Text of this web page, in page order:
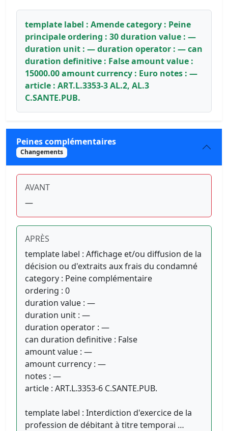
template label : Amende category : Peine
principale ordering : 30 duration value : —
duration unit : — duration operator : — can
duration definitive : False amount value :
15000.00 amount currency : Euro notes : —
article : ART.L.3353-3 AL.2, AL.3
C.SANTE.PUB.
Peines complémentaires
Changements
AVANT
—
APRÈS
template label : Affichage et/ou diffusion de la
décision ou d'extraits aux frais du condamné
category : Peine complémentaire
ordering : 0
duration value : —
duration unit : —
duration operator : —
can duration definitive : False
amount value : —
amount currency : —
notes : —
article : ART.L.3353-6 C.SANTE.PUB.
template label : Interdiction d'exercice de la
profession de débitant à titre temporai …